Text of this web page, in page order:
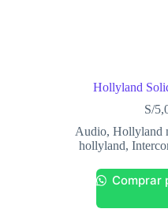
Hollyland
S/
Audio, Hollyland
hollyland,
Comprar